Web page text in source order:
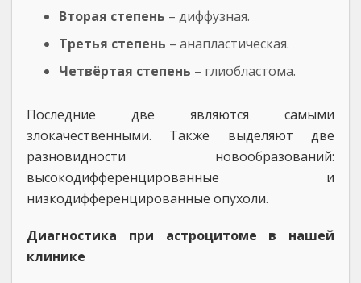
Вторая степень – диффузная.
Третья степень – анапластическая.
Четвёртая степень – глиобластома.
Последние две являются самыми
злокачественными. Также выделяют две
разновидности новообразований:
высокодифференцированные и
низкодифференцированные опухоли.
Диагностика при астроцитоме в нашей
клинике